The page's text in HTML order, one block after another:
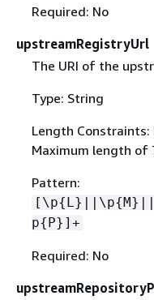
Required: No
upstreamRegistryUrl
The URI of the
Type: String
Length
Maximum length of
Pattern:
[\p{L}||\p{
p{P}]+
Required: No